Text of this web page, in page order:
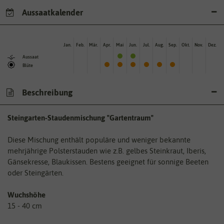
Aussaatkalender
Aussaat
Blüte
Jan. Feb. Mär. Apr. Mai Jun. Jul. Aug. Sep. Okt. Nov. Dez.
Beschreibung
Steingarten-Staudenmischung "Gartentraum"
Diese Mischung enthält populäre und weniger bekannte
mehrjährige Polsterstauden wie z.B. gelbes Steinkraut, Iberis,
Gänsekresse, Blaukissen. Bestens geeignet für sonnige Beeten
oder Steingärten.
Wuchshöhe
15 - 40 cm